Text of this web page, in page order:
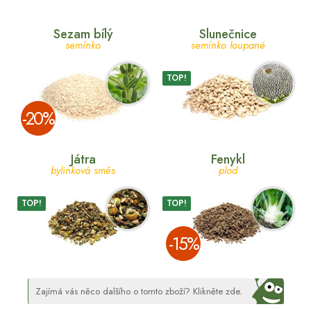
Sezam bílý
semínko
­-20%
Slunečnice
semínko loupané
TOP!
Játra
bylinková směs
TOP!
Fenykl
plod
TOP!
­-15%
Zajímá vás něco dalšího o tomto zboží? Klikněte zde.